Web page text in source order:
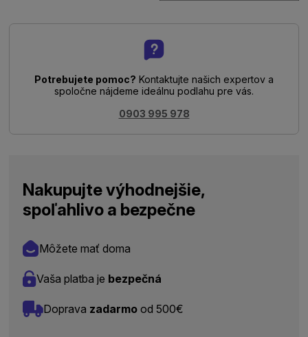
Potrebujete pomoc? Kontaktujte našich expertov a
spoločne nájdeme ideálnu podlahu pre vás.
0903 995 978
Nakupujte výhodnejšie,
spoľahlivo a bezpečne
Môžete mať doma
Vaša platba je bezpečná
Doprava zadarmo od 500€